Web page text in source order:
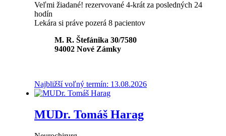
Veľmi žiadané! rezervované 4-krát za posledných 24
hodín
Lekára si práve pozerá 8 pacientov
M. R. Štefánika 30/7580
94002 Nové Zámky
Najbližší voľný termín: 13.08.2026
MUDr. Tomáš Harag